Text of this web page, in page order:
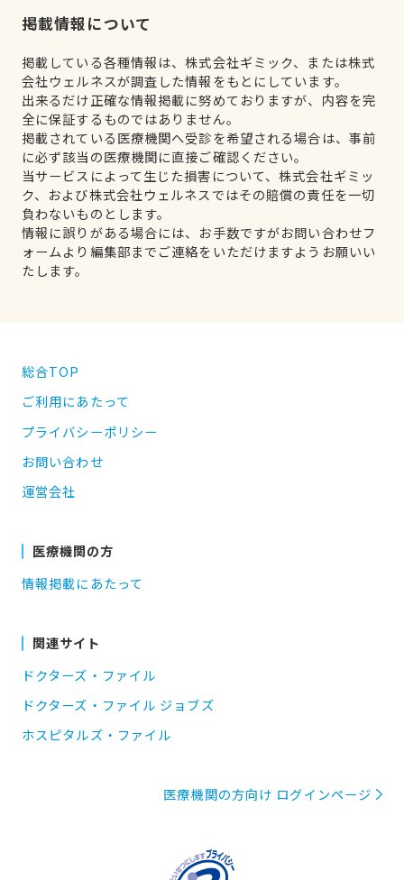
掲載情報について
掲載している各種情報は、株式会社ギミック、または株式
会社ウェルネスが調査した情報をもとにしています。
出来るだけ正確な情報掲載に努めておりますが、内容を完
全に保証するものではありません。
掲載されている医療機関へ受診を希望される場合は、事前
に必ず該当の医療機関に直接ご確認ください。
当サービスによって生じた損害について、株式会社ギミッ
ク、および株式会社ウェルネスではその賠償の責任を一切
負わないものとします。
情報に誤りがある場合には、お手数ですがお問い合わせフ
ォームより編集部までご連絡をいただけますようお願いい
たします。
総合TOP
ご利用にあたって
プライバシーポリシー
お問い合わせ
運営会社
医療機関の方
情報掲載にあたって
関連サイト
ドクターズ・ファイル
ドクターズ・ファイル ジョブズ
ホスピタルズ・ファイル
医療機関の方向け ログインページ